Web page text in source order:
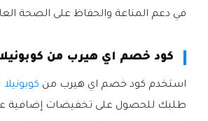
في دعم المناعة والحفاظ على الصحة
كود خصم اي هيرب من
استخدم كود خصم اي هيرب من كوبونيلا
طلبك للحصول على تخفيضات إضافية